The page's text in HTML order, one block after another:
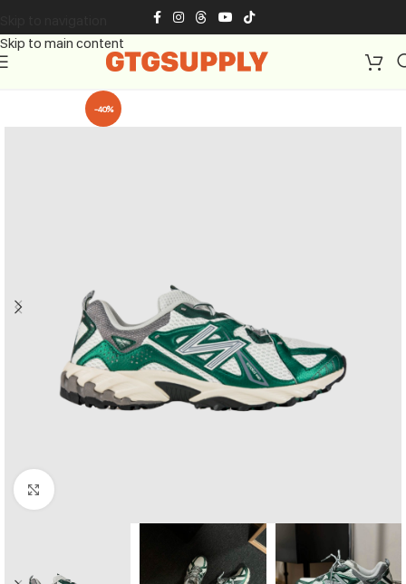
Skip to main content
-40%
Click to enlarge